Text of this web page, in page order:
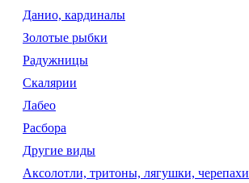
Данио, кардиналы
Золотые рыбки
Радужницы
Скалярии
Лабео
Расбора
Другие виды
Аксолотли, тритоны, лягушки, черепахи